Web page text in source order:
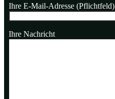
Ihre E-Mail-Adresse (Pflichtfeld)
Ihre Nachricht